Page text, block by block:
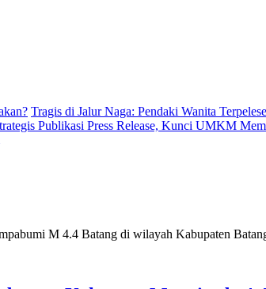
Tragis di Jalur Naga: Pendaki Wanita
Publikasi Press Release, Kunci UMKM